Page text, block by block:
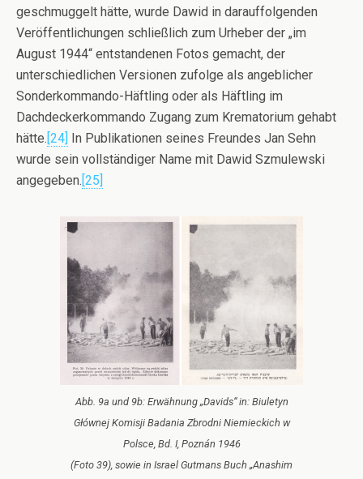
geschmuggelt hätte, wurde Dawid in darauffolgenden
Veröffentlichungen schließlich zum Urheber der „im
August 1944“ entstandenen Fotos gemacht, der
unterschiedlichen Versionen zufolge als angeblicher
Sonderkommando-Häftling oder als Häftling im
Dachdeckerkommando Zugang zum Krematorium gehabt
hätte. [24]
In Publikationen seines Freundes Jan Sehn
wurde sein vollständiger Name mit Dawid Szmulewski
angegeben. [25]
Abb. 9a und 9b: Erwähnung „Davids“ in: Biuletyn
Głównej Komisji Badania Zbrodni Niemieckich w
Polsce, Bd. I, Poznán 1946
(Foto 39), sowie in Israel Gutmans Buch „Anashim